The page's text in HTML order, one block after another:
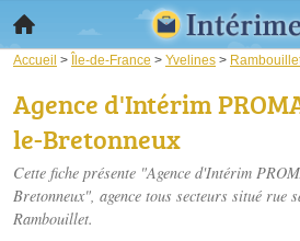
Accueil > Île-de-France > Yvelines >
Agence d'Intérim
le-Bretonneux
Cette fiche présente "Agence d'Intérim
Bretonneux", agence tous secteurs situé rue
Rambouillet.